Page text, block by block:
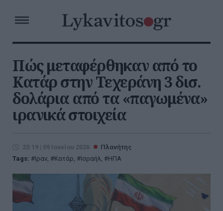
Πώς μεταφέρθηκαν από το
Κατάρ στην Τεχεράνη 3 δισ.
δολάρια από τα «παγωμένα»
ιρανικά στοιχεία
23:19 | 09 Ιουνίου 2026
Πλανήτης
Tags:
Ιραν, Κατάρ, Ισραήλ, ΗΠΑ